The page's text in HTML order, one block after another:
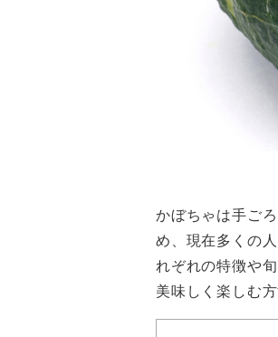
かぼちゃは手ご
め、現在多くの
れぞれの特徴や
美味しく楽しむ